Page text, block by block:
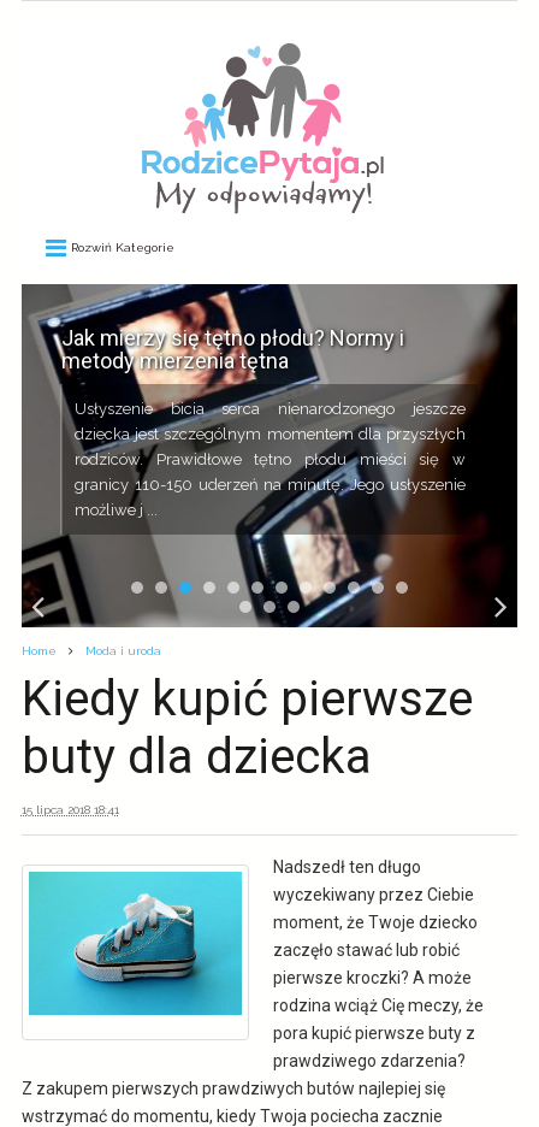
Rozwiń Kategorie
Jak mierzy się tętno płodu? Normy i
metody mierzenia tętna
Usłyszenie bicia serca nienarodzonego jeszcze
dziecka jest szczególnym momentem dla przyszłych
rodziców. Prawidłowe tętno płodu mieści się w
granicy 110-150 uderzeń na minutę. Jego usłyszenie
możliwe j ...
Home Moda i uroda
Kiedy kupić pierwsze
buty dla dziecka
15 lipca 2018 18:41
Nadszedł ten długo
wyczekiwany przez Ciebie
moment, że Twoje dziecko
zaczęło stawać lub robić
pierwsze kroczki? A może
rodzina wciąż Cię meczy, że
pora kupić pierwsze buty z
prawdziwego zdarzenia?
Z zakupem pierwszych prawdziwych butów najlepiej się
wstrzymać do momentu, kiedy Twoja pociecha zacznie